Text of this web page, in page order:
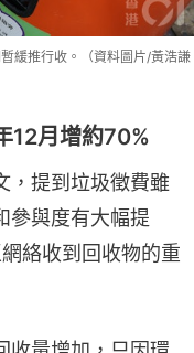
緩推行收。（資料圖片/黃浩謙
12月增約70%
，提到垃圾徵費雖
參與度有大幅提
絡收到回收物的重